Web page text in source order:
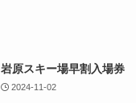
岩原スキー場早割入場券
2024-11-02